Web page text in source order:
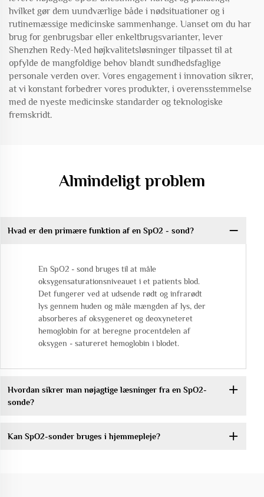
hvilket gør dem uundværlige både i nødsituationer og i
rutinemæssige medicinske sammenhange. Uanset om du har
brug for genbrugsbar eller enkeltbrugsvarianter, lever
Shenzhen Redy-Med højkvalitetsløsninger tilpasset til at
opfylde de mangfoldige behov blandt sundhedsfaglige
personale verden over. Vores engagement i innovation sikrer,
at vi konstant forbedrer vores produkter, i overensstemmelse
med de nyeste medicinske standarder og teknologiske
fremskridt.
Almindeligt problem
Hvad er den primære funktion af en SpO2 - sond?
En SpO2 - sond bruges til at måle
oksygensaturationsniveauet i et patients blod.
Det fungerer ved at udsende rødt og infrarødt
lys gennem huden og måle mængden af lys, der
absorberes af oksygeneret og deoxyneteret
hemoglobin for at beregne procentdelen af
oksygen - satureret hemoglobin i blodet.
Hvordan sikrer man nøjagtige læsninger fra en SpO2-
sonde?
Kan SpO2-sonder bruges i hjemmepleje?